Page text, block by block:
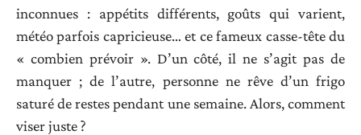
inconnues : appétits différents, goûts qui varient,
météo parfois capricieuse… et ce fameux casse-tête du
« combien prévoir ». D’un côté, il ne s’agit pas de
manquer ; de l’autre, personne ne rêve d’un frigo
saturé de restes pendant une semaine. Alors, comment
viser juste ?